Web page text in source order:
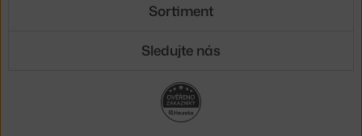
Sortiment
Sledujte nás